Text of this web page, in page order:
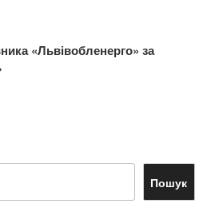
«Львівобленерго» за
Пошук